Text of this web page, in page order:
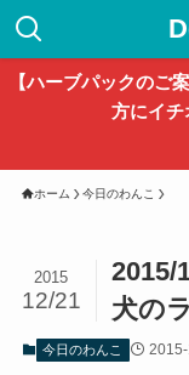
【ハーブパックのご
方にイチ
ホーム 今日のわんこ
2015/
犬の
2015
12/21
今日のわんこ